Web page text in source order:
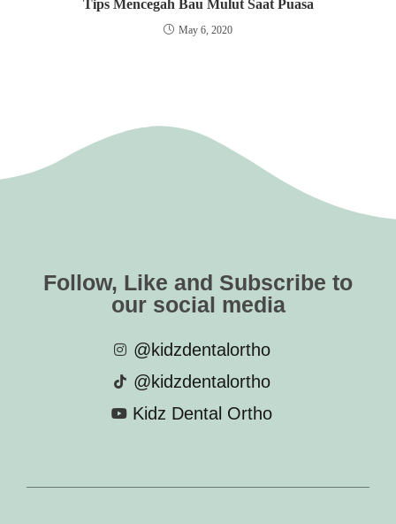
Tips Mencegah Bau Mulut Saat Puasa
May 6, 2020
Follow, Like and Subscribe to
our social media
@kidzdentalortho
@kidzdentalortho
Kidz Dental Ortho